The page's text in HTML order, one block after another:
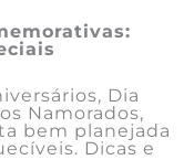
Dia
Namorados,
bem planejada
Dicas e